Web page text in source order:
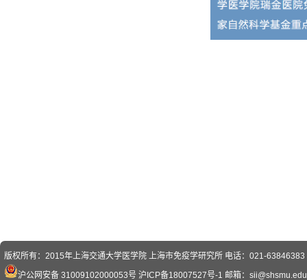
版权所有：2015年上海交通大学医学院 上海市免疫学研究所 电话：021-
沪公网安备 31009102000053号 沪ICP备18007527号-1 邮箱：